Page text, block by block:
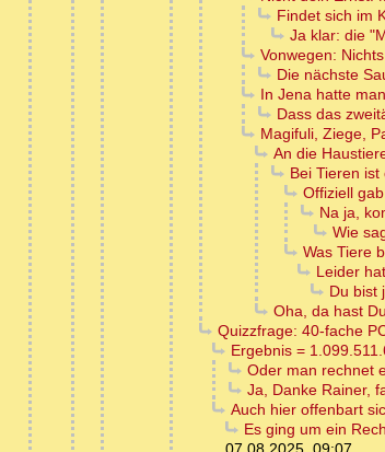
Findet sich im
Ja klar: die
Vonwegen:
Die nächste
In Jena hatte
Dass das
Magifuli, Ziege,
An die
Bei Tieren
Offiziell
Na ja,
Wie
Was Tiere
Leider
Du bist
Oha, da hast
Quizzfrage: 40-fache
Ergebnis =
Oder man rechnet
Ja, Danke Rainer,
Auch hier offenbart
Es ging um ein